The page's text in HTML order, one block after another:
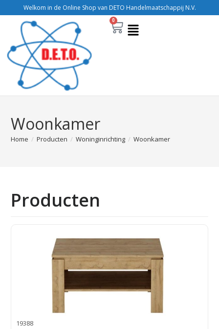
Welkom in de Online Shop van DETO Handelmaatschappij N.V.
0
Woonkamer
Home / Producten / Woninginrichting / Woonkamer
Producten
19388